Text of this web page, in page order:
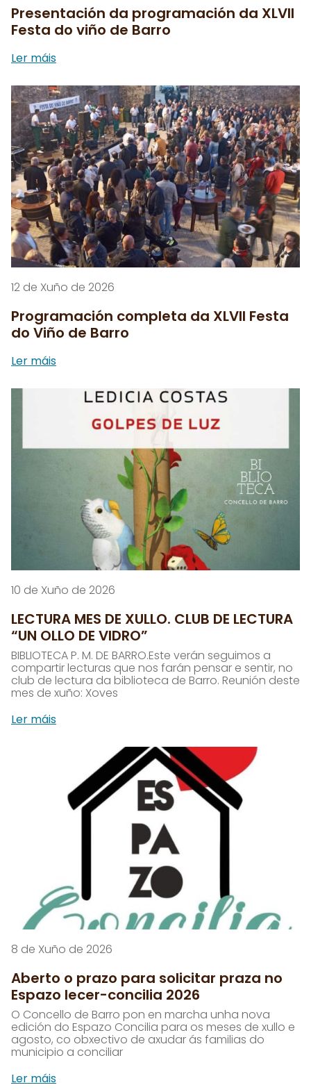
Presentación da programación da XLVII
Festa do viño de Barro
Ler máis
12 de Xuño de 2026
Programación completa da XLVII Festa
do Viño de Barro
Ler máis
10 de Xuño de 2026
LECTURA MES DE XULLO. CLUB DE LECTURA
“UN OLLO DE VIDRO”
BIBLIOTECA P. M. DE BARRO.Este verán seguimos a
compartir lecturas que nos farán pensar e sentir, no
club de lectura da biblioteca de Barro. Reunión deste
mes de xuño: Xoves
Ler máis
8 de Xuño de 2026
Aberto o prazo para solicitar praza no
Espazo lecer-concilia 2026
O Concello de Barro pon en marcha unha nova
edición do Espazo Concilia para os meses de xullo e
agosto, co obxectivo de axudar ás familias do
municipio a conciliar
Ler máis